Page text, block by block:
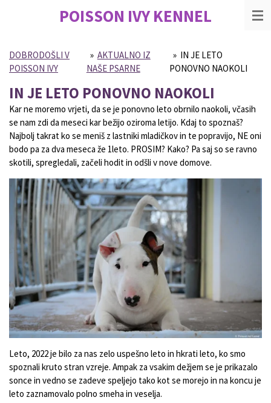
content
POISSON IVYKENNEL
DOBRODOŠLI V
POISSON IVY
» AKTUALNO IZ
NAŠE PSARNE
» IN JE LETO
PONOVNO NAOKOLI
IN JE LETO PONOVNO NAOKOLI
Kar ne moremo vrjeti, da se je ponovno leto obrnilo naokoli, včasih
se nam zdi da meseci kar bežijo oziroma letijo. Kdaj to spoznaš?
Najbolj takrat ko se meniš z lastniki mladičkov in te popravijo, NE oni
bodo pa za dva meseca že 1leto. PROSIM? Kako? Pa saj so se ravno
skotili, spregledali, začeli hodit in odšli v nove domove.
Leto, 2022 je bilo za nas zelo uspešno leto in hkrati leto, ko smo
spoznali kruto stran vzreje. Ampak za vsakim dežjem se je prikazalo
sonce in vedno se zadeve speljejo tako kot se morejo in na koncu je
leto zaznamovalo polno smeha in veselja.